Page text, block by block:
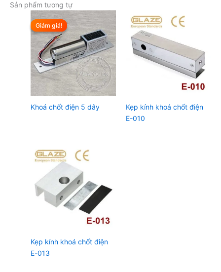
Sản phẩm tương tự
Giảm giá!
Giảm giá!
Khoá chốt điện 5 dây
Kẹp kính khoá chốt điện
E-010
Kẹp kính khoá chốt điện
E-013